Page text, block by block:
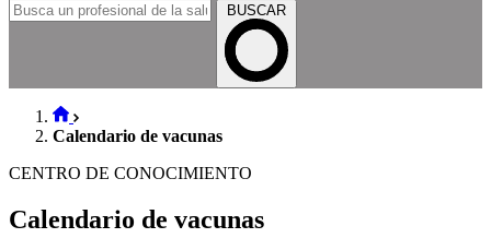
BUSCAR
Calendario de vacunas
CENTRO DE CONOCIMIENTO
Calendario de vacunas